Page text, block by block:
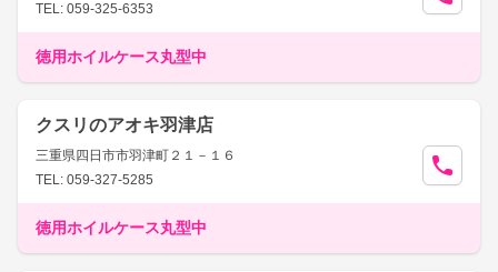
TEL: 059-325-6353
徳用ホイルケース丸型中
クスリのアオキ羽津店
三重県四日市市羽津町２１－１６
TEL: 059-327-5285
徳用ホイルケース丸型中